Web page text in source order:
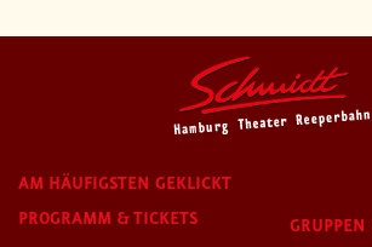
AM HÄUFIGSTEN GEKLICKT
PROGRAMM & TICKETS